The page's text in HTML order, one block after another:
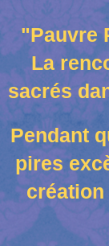
"Pauvre
La
sacrés
Pendant
pires